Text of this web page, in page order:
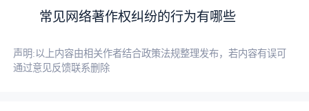
常见网络著作权纠纷的行为有哪些
声明:以上内容由相关作者结合政策法规整理发布，若内容有误可
通过意见反馈联系删除